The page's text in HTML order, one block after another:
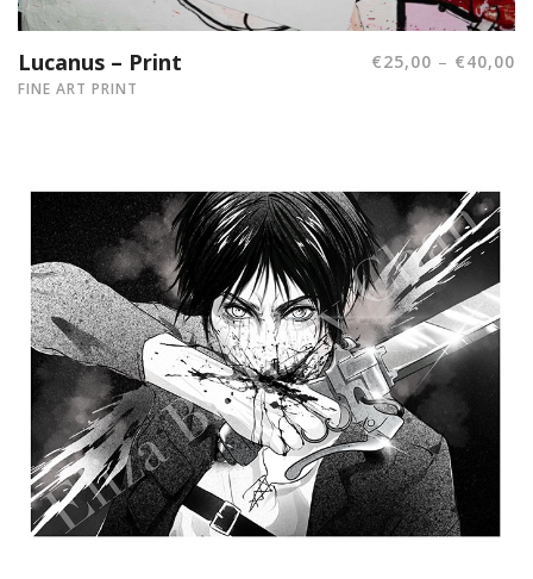
Lucanus – Print €25,00 – €40,00
FINE ART PRINT